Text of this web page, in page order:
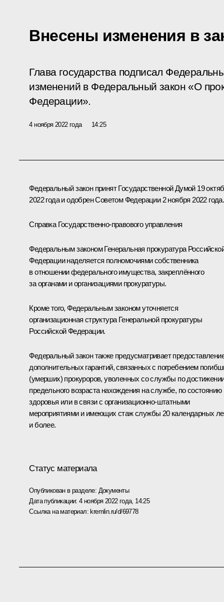
Внесены изменения в
Глава государства подписал
изменений в Федеральный закон «О
Федерации».
4 ноября 2022 года 14:25
Федеральный закон принят Государственной Думой 19
2022 года и одобрен Советом Федерации 2 ноября 2022 года.
Справка Государственно-правового управления
Федеральным законом Генеральная прокуратура
Федерации наделяется полномочиями собственника
в отношении федерального имущества, закреплённого
за органами и организациями прокуратуры.
Кроме того, Федеральным законом уточняется
организационная структура Генеральной прокуратуры
Российской Федерации.
Федеральный закон также предусматривает
дополнительных гарантий, связанных с погребением
(умерших) прокуроров, уволенных со службы по
предельного возраста нахождения на службе, по состоянию
здоровья или в связи с организационно-штатными
мероприятиями и имеющих стаж службы 20 календарных
и более.
Статус материала
Опубликован в разделе: Документы
Дата публикации:4 ноября 2022 года, 14:25
Ссылка на материал: kremlin.ru/d/69778